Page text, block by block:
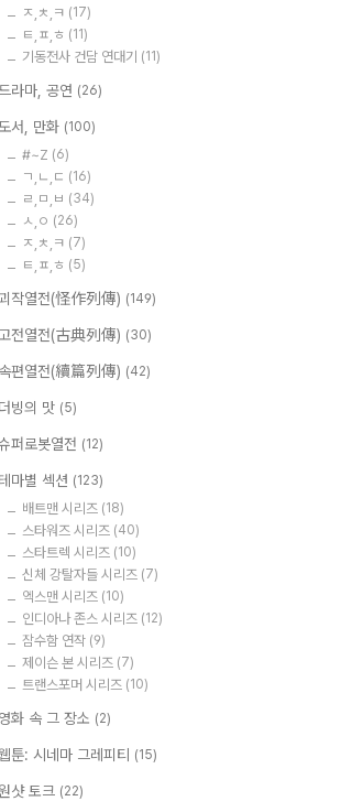
ㅈ,ㅊ,ㅋ (17)
ㅌ,ㅍ,ㅎ (11)
기동전사 건담 연대기 (11)
드라마, 공연 (26)
도서, 만화 (100)
#~Z (6)
ㄱ,ㄴ,ㄷ (16)
ㄹ,ㅁ,ㅂ (34)
ㅅ,ㅇ (26)
ㅈ,ㅊ,ㅋ (7)
ㅌ,ㅍ,ㅎ (5)
작열전(怪作列傳) (149)
전열전(古典列傳) (30)
속편열전(續篇列傳) (42)
더빙의 맛 (5)
퍼로봇열전 (12)
마별 섹션 (123)
배트맨 시리즈 (18)
스타워즈 시리즈 (40)
스타트렉 시리즈 (10)
신체 강탈자들 시리즈 (7)
엑스맨 시리즈 (10)
인디아나 존스 시리즈 (12)
잠수함 연작 (9)
제이슨 본 시리즈 (7)
트랜스포머 시리즈 (10)
영화 속 그 장소 (2)
툰: 시네마 그레피티 (15)
샷 토크 (22)